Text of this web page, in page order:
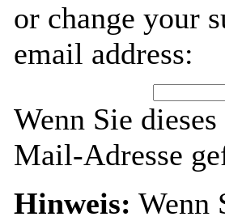
or change your
email address:
Wenn Sie
Mail-Adresse
Hinweis: Wenn